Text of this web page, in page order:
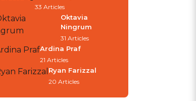
33 Articles
Oktavia
Ningrum
31 Articles
Ardina Praf
21 Articles
Ryan Farizzal
20 Articles